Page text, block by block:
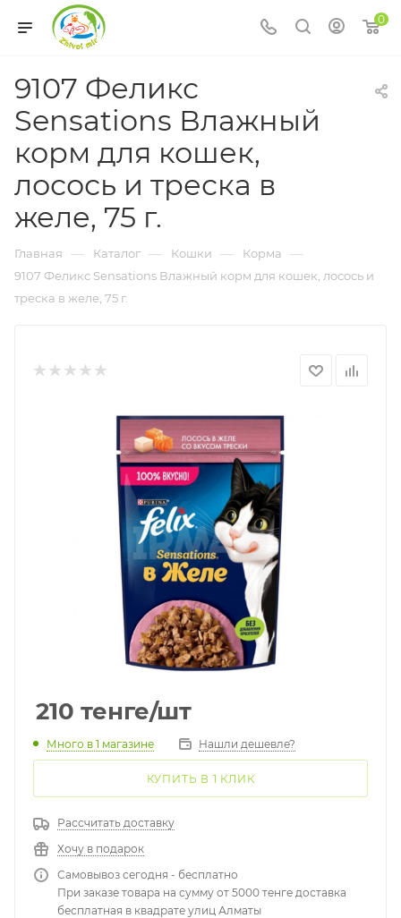
0
9107 Феликс
Sensations Влажный
корм для кошек,
лосось и треска в
желе, 75 г.
Главная — Каталог — Кошки — Корма —
9107 Феликс Sensations Влажный корм для кошек, лосось и
треска в желе, 75 г.
210 тенге/шт
Много в 1 магазине Нашли дешевле?
КУПИТЬ В 1 КЛИК
Рассчитать доставку
Хочу в подарок
Самовывоз сегодня - бесплатно
При заказе товара на сумму от 5000 тенге доставка
бесплатная в квадрате улиц Алматы